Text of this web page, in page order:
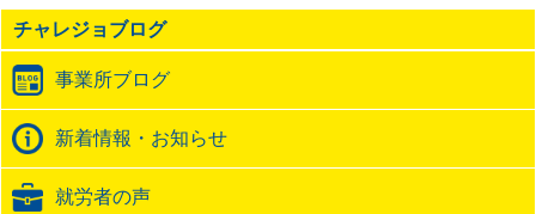
の
ト
ッ
ク
バ
ッ
ク
URL
チャレジョブログ
事業所ブログ
新着情報・お知らせ
就労者の声